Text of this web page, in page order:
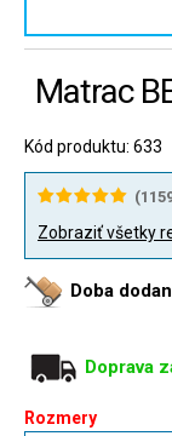
Matrac
Kód produktu: 633
(
Zobraziť všetky
Doba
Doprava
Rozmery